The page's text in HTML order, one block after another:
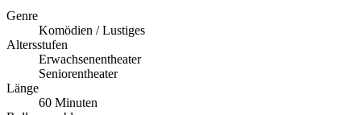
Genre
Komödien / Lustiges
Altersstufen
Erwachsenentheater
Seniorentheater
Länge
60 Minuten